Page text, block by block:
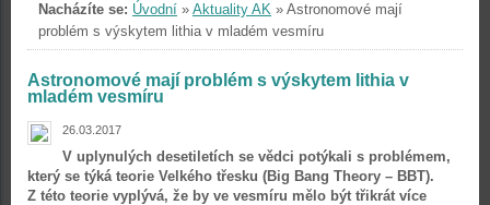
Nacházíte se: Úvodní » Aktuality AK » Astronomové mají
problém s výskytem lithia v mladém vesmíru
Astronomové mají problém s výskytem lithia v
mladém vesmíru
26.03.2017
V uplynulých desetiletích se vědci potýkali s problémem,
který se týká teorie Velkého třesku (Big Bang Theory – BBT).
Z této teorie vyplývá, že by ve vesmíru mělo být třikrát více